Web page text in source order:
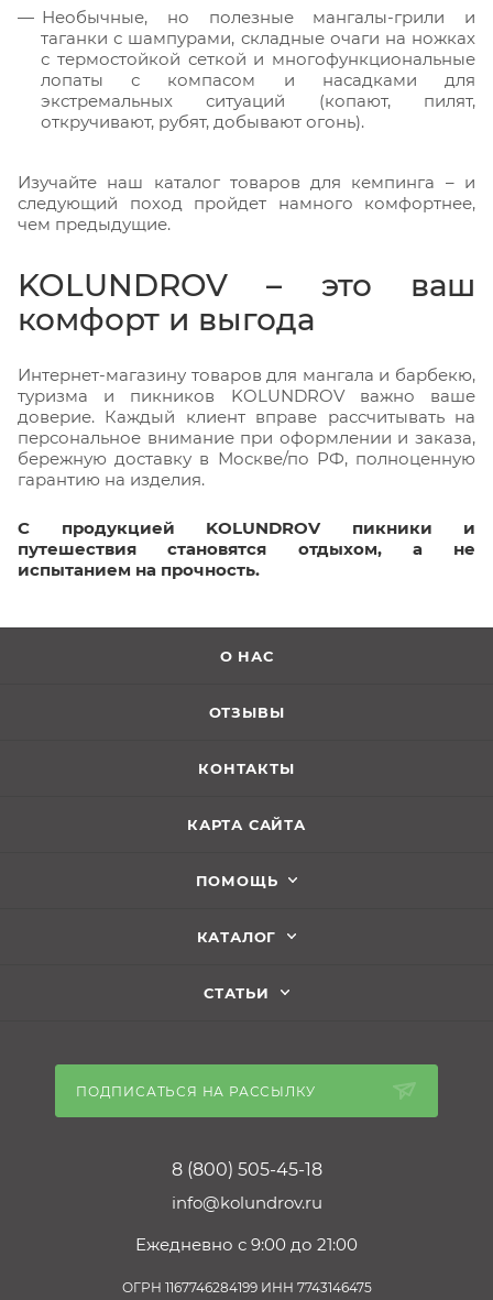
Необычные, но полезные мангалы-грили и
таганки с шампурами, складные очаги на ножках
с термостойкой сеткой и многофункциональные
лопаты с компасом и насадками для
экстремальных ситуаций (копают, пилят,
откручивают, рубят, добывают огонь).
Изучайте наш каталог товаров для кемпинга – и
следующий поход пройдет намного комфортнее,
чем предыдущие.
KOLUNDROV – это ваш
комфорт и выгода
Интернет-магазину товаров для мангала и барбекю,
туризма и пикников KOLUNDROV важно ваше
доверие. Каждый клиент вправе рассчитывать на
персональное внимание при оформлении и заказа,
бережную доставку в Москве/по РФ, полноценную
гарантию на изделия.
С продукцией KOLUNDROV пикники и
путешествия становятся отдыхом, а не
испытанием на прочность.
О НАС
ОТЗЫВЫ
КОНТАКТЫ
КАРТА САЙТА
ПОМОЩЬ
КАТАЛОГ
СТАТЬИ
ПОДПИСАТЬСЯ НА РАССЫЛКУ
8 (800) 505-45-18
info@kolundrov.ru
Ежедневно с 9:00 до 21:00
ОГРН 1167746284199 ИНН 7743146475